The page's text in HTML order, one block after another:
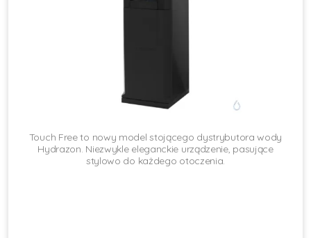
Touch Free to nowy model stojącego dystrybutora wody
Hydrazon. Niezwykle eleganckie urządzenie, pasujące
stylowo do każdego otoczenia.